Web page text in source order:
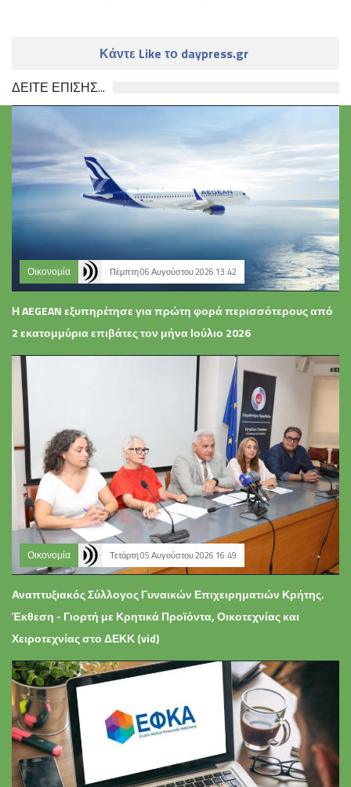
Κάντε Like το daypress.gr
ΔΕΙΤΕ ΕΠΙΣΗΣ...
Οικονομία Πέμπτη 06 Αυγούστου 2026 13:42
Η AEGEAN εξυπηρέτησε για πρώτη φορά περισσότερους από
2 εκατομμύρια επιβάτες τον μήνα Ιούλιο 2026
Οικονομία Τετάρτη 05 Αυγούστου 2026 16:49
Αναπτυξιακός Σύλλογος Γυναικών Επιχειρηματιών Κρήτης.
Έκθεση - Γιορτή με Κρητικά Προϊόντα, Οικοτεχνίας και
Χειροτεχνίας στο ΔΕΚΚ (vid)